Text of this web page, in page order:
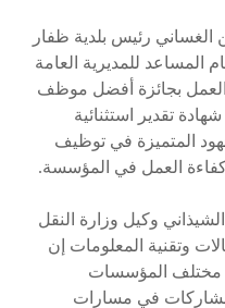
رئيس بلدية ظفار
المساعد للمديرية العامة
العمل بجائزة أفضل موظف
تقدير استثنائية
المتميزة في توظيف
كفاءة العمل في المؤسسة.
وكيل وزارة النقل
وتقنية المعلومات إن
مختلف المؤسسات
في مسارات